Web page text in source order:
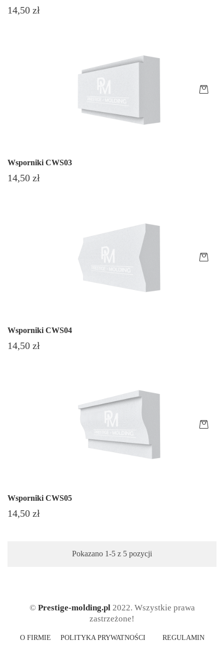
Cena
14,50 zł
Wsporniki CWS03
Cena
14,50 zł
Wsporniki CWS04
Cena
14,50 zł
Wsporniki CWS05
Cena
14,50 zł
Pokazano 1-5 z 5 pozycji
© Prestige-molding.pl 2022. Wszystkie prawa
zastrzeżone!
O FIRMIE POLITYKA PRYWATNOŚCI REGULAMIN